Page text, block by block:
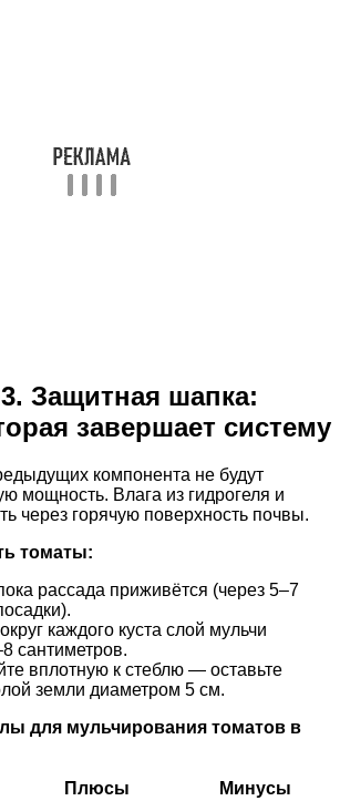
Защитная шапка:
завершает систему
компонента не будут
мощность. Влага из гидрогеля и
через горячую поверхность почвы.
томаты:
рассада приживётся (через 5–7
каждого куста слой мульчи
сантиметров.
вплотную к стеблю — оставьте
земли диаметром 5 см.
для мульчирования томатов в
Плюсы Минусы